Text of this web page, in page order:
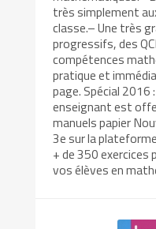
très simplement
classe.– Une très
progressifs, des
compétences
pratique et
page. Spécial 2016
enseignant est
manuels papier
3e sur la
+ de 350
vos élèves en